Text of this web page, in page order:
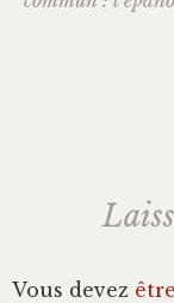
Mission de vie
Emotions
articles
Vous devez